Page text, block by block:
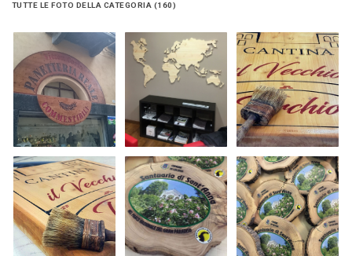
TUTTE LE FOTO DELLA CATEGORIA (160)